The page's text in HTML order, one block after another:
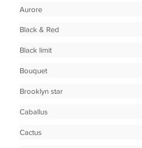
Aurore
Black & Red
Black limit
Bouquet
Brooklyn star
Caballus
Cactus